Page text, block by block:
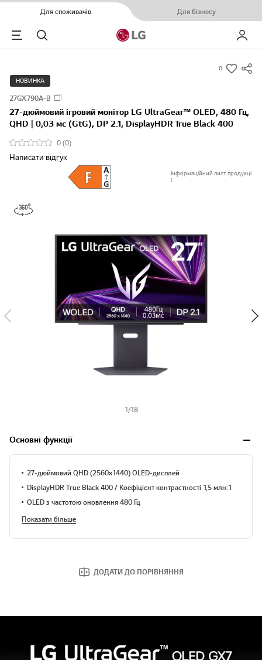
Для споживачів Для бізнесу
Menu
Пошук Мій LG
0
s
m
-
НОВИНКА
27GX790A-B
27-дюймовий ігровий монітор LG UltraGear™ OLED, 480 Гц,
QHD | 0,03 мс (GtG), DP 2.1, DisplayHDR True Black 400
0 (0)
Написати відгук
Інформаційний лист продукці
ї
1/18
Основні функції
27-дюймовий QHD (2560x1440) OLED-дисплей
DisplayHDR True Black 400 / Коефіцієнт контрастності 1,5 млн:1
OLED з частотою оновлення 480 Гц
Показати більше
ДОДАТИ ДО ПОРІВНЯННЯ